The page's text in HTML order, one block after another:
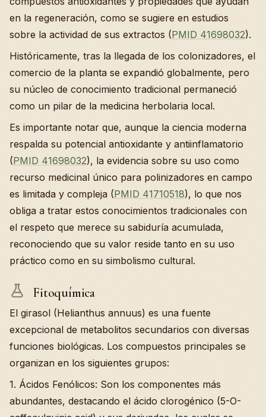
en la regeneración, como se sugiere en estudios
sobre la actividad de sus extractos (PMID 41698032).
Históricamente, tras la llegada de los colonizadores, el
comercio de la planta se expandió globalmente, pero
su núcleo de conocimiento tradicional permaneció
como un pilar de la medicina herbolaria local.
Es importante notar que, aunque la ciencia moderna
respalda su potencial antioxidante y antiinflamatorio
(PMID 41698032), la evidencia sobre su uso como
recurso medicinal único para polinizadores en campo
es limitada y compleja (PMID 41710518), lo que nos
obliga a tratar estos conocimientos tradicionales con
el respeto que merece su sabiduría acumulada,
reconociendo que su valor reside tanto en su uso
práctico como en su simbolismo cultural.
Fitoquímica
El girasol (Helianthus annuus) es una fuente
excepcional de metabolitos secundarios con diversas
funciones biológicas. Los compuestos principales se
organizan en los siguientes grupos:
1. Ácidos Fenólicos: Son los componentes más
abundantes, destacando el ácido clorogénico (5-O-